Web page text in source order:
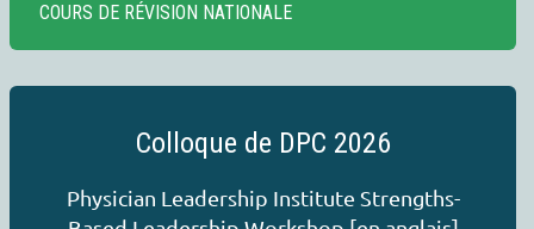
COURS DE RÉVISION NATIONALE
Colloque de DPC 2026
Physician Leadership Institute Strengths-